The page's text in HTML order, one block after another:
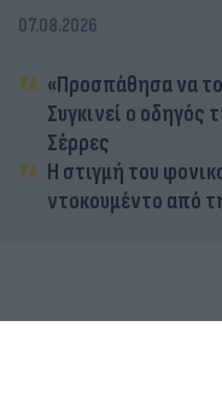
07.08.2026
«Προσπάθησα να
Συγκινεί ο οδηγός
Σέρρες
Η στιγμή του
ντοκουμέντο από